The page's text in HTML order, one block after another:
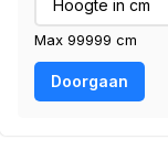
Max 99999 cm
Doorgaan